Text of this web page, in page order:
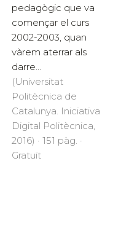
pedagògic que va
començar el curs
2002-2003, quan
vàrem aterrar als
darre...
(Universitat
Politècnica de
Catalunya. Iniciativa
Digital Politècnica,
2016) · 151 pàg. ·
Gratuït